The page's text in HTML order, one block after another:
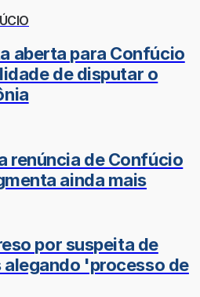
aberta para Confúcio
de disputar o
renúncia de Confúcio
ainda mais
por suspeita de
'processo de